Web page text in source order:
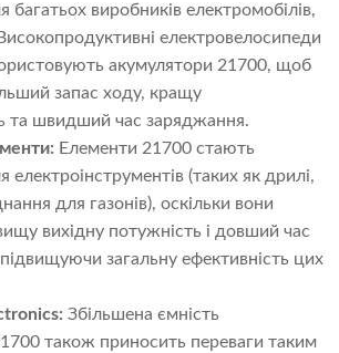
багатьох виробників електромобілів,
електровелосипеди
акумулятори 21700, щоб
запас ходу, кращу
та швидший час заряджання.
Елементи 21700 стають
електроінструментів (таких як дрилі,
для газонів), оскільки вони
вихідну потужність і довший час
загальну ефективність цих
Збільшена ємність
також приносить переваги таким